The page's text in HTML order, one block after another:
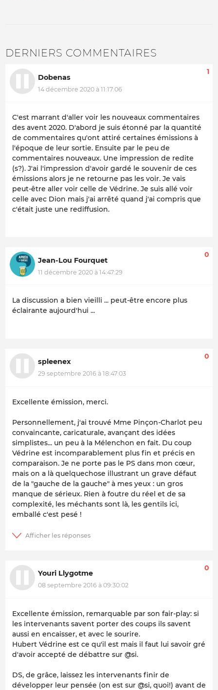
DERNIERS COMMENTAIRES
Dobenas
14 décembre 2020 à 11:17:06
1
C'est marrant d'aller voir les nouveaux commentaires
des avent 2020. D'abord je suis étonné par la quantité
de commentaires qu'ont attiré certaines émissions à
l'époque de leur sortie. Ensuite par le peu de
commentaires nouveaux. Une impression de redite
(s?). J'ai l'impression d'avoir gardé le souvenir de ces
émissions alors je ne retourne pas les voir. Je vais
peut-être aller voir celle de Védrine. Je suis allé voir
celle avec Dion mais j'ai arrêté quand j'ai compris que
c'était juste une rediffusion.
Jean-Lou Fourquet
11 décembre 2020 à 14:47:29
0
La discussion a bien vieilli ... peut-être encore plus
éclairante aujourd'hui ...
spleenex
29 septembre 2016 à 18:47:03
0
Excellente émission, merci.
Personnellement, j'ai trouvé Mme Pinçon-Charlot peu
convaincante, caricaturale, avançant des idées
simplistes... un peu à la Mélenchon en fait. Du coup
Védrine est incomparablement plus fin et précis en
comparaison. Je ne porte pas le PS dans mon cœur,
mais on a là quelquechose illustrant un grave défaut
de la "gauche de la gauche" à mes yeux : un gros
manque de sérieux. Rien à foutre du réel et de sa
complexité, les méchants sont là, les gentils ici,
emballé c'est pesé !
Youri Llygotme
08 septembre 2016 à 09:30:02
0
Excellente émission, remarquable par son fair-play: si
les intervenants savent porter des coups ils savent
aussi en encaisser, et avec le sourire.
Hubert Védrine est ce qu'il est mais il faut lui savoir gré
d'avoir accepté de débattre sur @si.
DS, de grâce, laissez les intervenants finir de
développer leur pensée (on est sur @si, quoi!) avant de